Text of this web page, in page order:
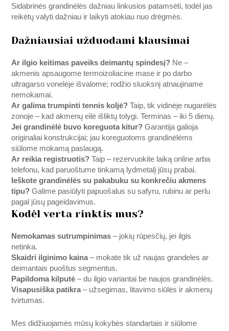
Sidabrinės grandinėlės dažniau linkusios patamsėti, todėl jas
reikėtų valyti dažniau ir laikyti atokiau nuo drėgmės.
Dažniausiai užduodami klausimai
Ar ilgio keitimas paveiks deimantų spindesį? Ne –
akmenis apsaugome termoizoliacine mase ir po darbo
ultragarso vonelėje išvalome; rodžio sluoksnį atnaujiname
nemokamai.
Ar galima trumpinti tennis koljė? Taip, tik vidinėje nugarėlės
zonoje – kad akmenų eilė išliktų tolygi. Terminas – iki 5 dienų.
Jei grandinėlė buvo koreguota kitur? Garantija galioja
originaliai konstrukcijai; jau koreguotoms grandinėlėms
siūlome mokamą paslaugą.
Ar reikia registruotis? Taip – rezervuokite laiką online arba
telefonu, kad paruoštume tinkamą lydmetalį jūsų prabai.
Ieškote grandinėlės su pakabuku su konkrečiu akmens
tipu? Galime pasiūlyti papuošalus su safyru, rubinu ar perlu
pagal jūsų pageidavimus.
Kodėl verta rinktis mus?
Nemokamas sutrumpinimas – jokių rūpesčių, jei ilgis
netinka.
Skaidri ilginimo kaina– mokate tik už naujas grandeles ar
deimantais puoštus segmentus.
Papildoma kilputė – du ilgio variantai be naujos grandinėlės.
Visapusiška patikra– užsegimas, litavimo siūlės ir akmenų
tvirtumas.
Mes didžiuojamės mūsų kokybės standartais ir siūlome